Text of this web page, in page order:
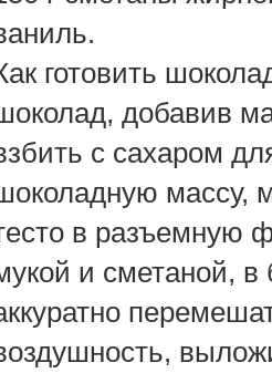
готовить
добавив
с сахаром
массу,
в разъемную
и сметаной, в